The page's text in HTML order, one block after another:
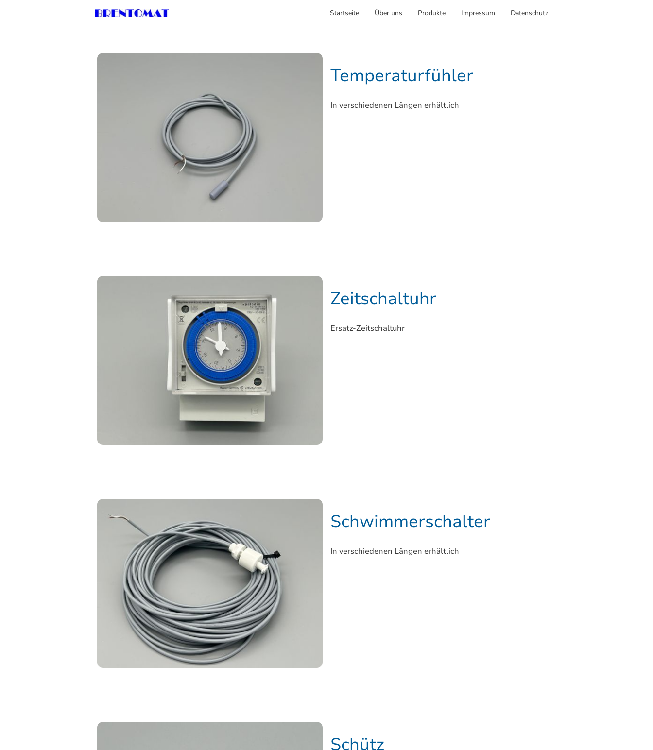
Startseite Über uns Produkte Impressum Datenschutz
Temperaturfühler
In verschiedenen Längen erhältlich
Zeitschaltuhr
Ersatz-Zeitschaltuhr
Schwimmerschalter
In verschiedenen Längen erhältlich
Schütz